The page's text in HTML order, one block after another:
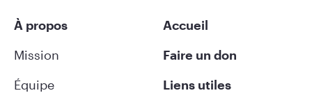
À propos
Mission
Équipe
Accueil
Faire un don
Liens utiles